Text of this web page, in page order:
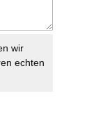
wir
echten